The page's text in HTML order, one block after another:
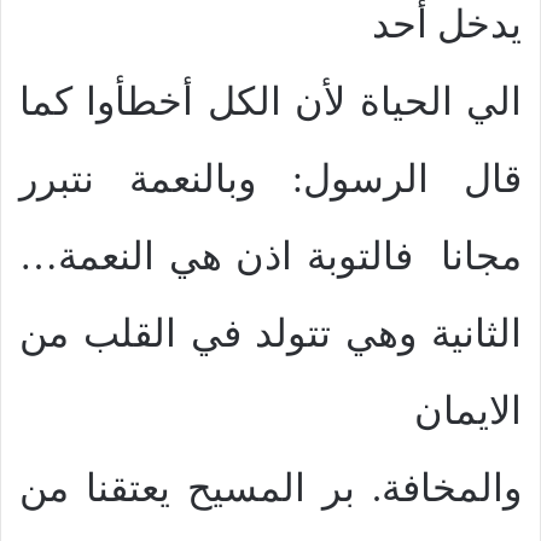
يدخل أحد
الي الحياة لأن الكل أخطأوا كما
قال الرسول: وبالنعمة نتبرر
مجانا
…فالتوبة اذن هي النعمة
الثانية وهي تتولد في القلب من
الايمان
والمخافة. بر المسيح يعتقنا من